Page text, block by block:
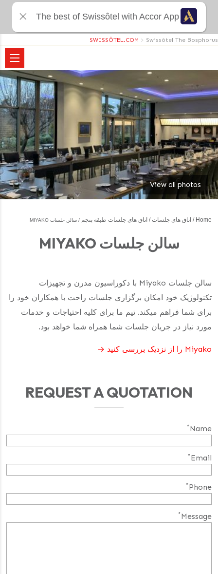
View all photos
Home اتاق های جلسات اتاق های جلسات طبقه پنجم سالن جلسات MIYAKO
سالن جلسات MIYAKO
سالن جلسات Miyako با دکوراسیون مدرن و تجهیزات
تکنولوژیک خود امکان برگزاری جلسات راحت با همکاران خود را
برای شما فراهم میکند. تیم ما برای کلیه احتیاجات و خدمات
مورد نیاز در جریان جلسات شما همراه شما خواهد بود.
Miyako را از نزدیک بررسی کنید
REQUEST A QUOTATION
Name
*
Email
*
Phone
*
Message
*
SWISSÔTEL.COM > Swissôtel The Bosphorus
The best of Swissôtel with Accor App